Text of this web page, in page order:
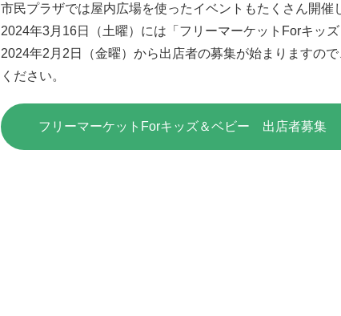
市民プラザでは屋内広場を使ったイベントもたくさん開催
2024年3月16日（土曜）には「フリーマーケットForキッズ
2024年2月2日（金曜）から出店者の募集が始まりますの
ください。
フリーマーケットForキッズ＆ベビー 出店者募集